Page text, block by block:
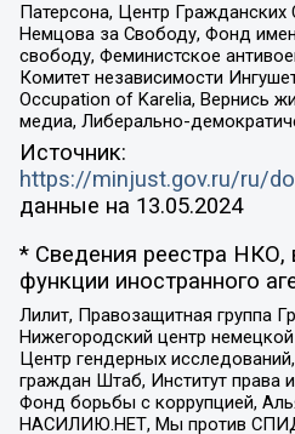
Патерсона, Центр
Немцова за Свободу, Фонд
свободу, Феминистское
Комитет независимости
Occupation of Karelia, Вернись
медиа, Либерально-
Источник:
https://minjust.gov.ru/ru/
данные на 13.05.2024
* Сведения реестра
функции иностранного
Лилит, Правозащитная группа
Нижегородский центр
Центр гендерных
граждан Штаб, Институт права
Фонд борьбы с коррупцией,
НАСИЛИЮ.НЕТ, Мы против